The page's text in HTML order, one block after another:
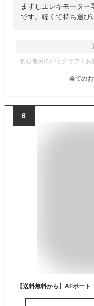
ますしエレキモータ
です。軽くて持ち運び
初心者用のバックラフトお
全ての
6